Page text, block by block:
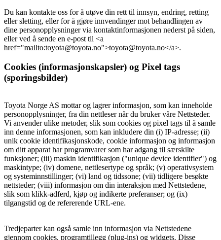
Du kan kontakte oss for å utøve din rett til innsyn, endring, retting
eller sletting, eller for å gjøre innvendinger mot behandlingen av
dine personopplysninger via kontaktinformasjonen nederst på siden,
eller ved å sende en e-post til <a
href="mailto:toyota@toyota.no">toyota@toyota.no</a>.
Cookies (informasjonskapsler) og Pixel tags
(sporingsbilder)
Toyota Norge AS mottar og lagrer informasjon, som kan inneholde
personopplysninger, fra din nettleser når du bruker våre Nettsteder.
Vi anvender ulike metoder, slik som cookies og pixel tags til å samle
inn denne informasjonen, som kan inkludere din (i) IP-adresse; (ii)
unik cookie identifikasjonskode, cookie informasjon og informasjon
om ditt apparat har programvarer som har adgang til særskilte
funksjoner; (iii) maskin identifikasjon ("unique device identifier") og
maskintype; (iv) domene, nettlesertype og språk; (v) operativsystem
og systeminnstillinger; (vi) land og tidssone; (vii) tidligere besøkte
nettsteder; (viii) informasjon om din interaksjon med Nettstedene,
slik som klikk-adferd, kjøp og indikerte preferanser; og (ix)
tilgangstid og de refererende URL-ene.
Tredjeparter kan også samle inn informasjon via Nettstedene
gjennom cookies, programtillegg (plug-ins) og widgets. Disse